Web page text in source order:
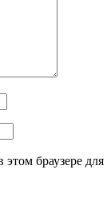
браузере для